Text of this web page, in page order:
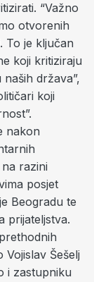
“Važno
otvorenih
To je ključan
koji kritiziraju
država”,
koji
nakon
razini
posjet
Beogradu te
prijateljstva.
Šešelj
i zastupniku